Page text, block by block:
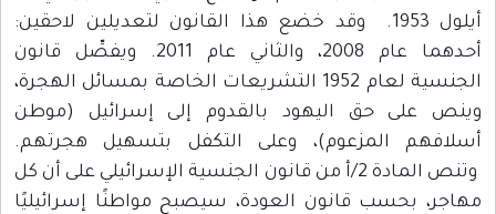
أيلول 1953. وقد خضع هذا القانون لتعديلين لاحقين:
أحدهما عام 2008، والثاني عام 2011. ويفصِّل قانون
الجنسية لعام 1952 التشريعات الخاصة بمسائل الهجرة،
وينص على حق اليهود بالقدوم إلى إسرائيل (موطن
أسلافهم المزعوم)، وعلى التكفل بتسهيل هجرتهم.
وتنص المادة 2/أ من قانون الجنسية الإسرائيلي على أن كل
مهاجر، بحسب قانون العودة، سيصبح مواطنًا إسرائيليًا